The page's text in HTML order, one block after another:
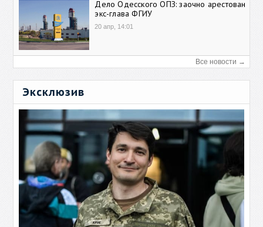
Дело Одесского ОПЗ: заочно арестован
экс-глава ФГИУ
20 апр, 14:01
Все новости →
Эксклюзив